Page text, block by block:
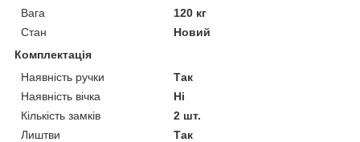
Вага
120 кг
Стан
Новий
Комплектація
Наявність ручки
Так
Наявність вічка
Ні
Кількість замків
2 шт.
Лиштви
Так